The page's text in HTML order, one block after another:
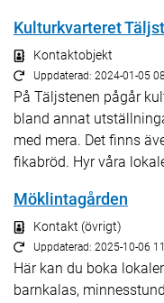
Kulturkvarteret
Kontaktobjekt
Uppdaterad: 2024-01-05
På Täljstenen pågår
bland annat
med mera. Det finns
fikabröd. Hyr våra
Möklintagården
Kontakt (övrigt)
Uppdaterad: 2025-10-06
Här kan du boka
barnkalas,